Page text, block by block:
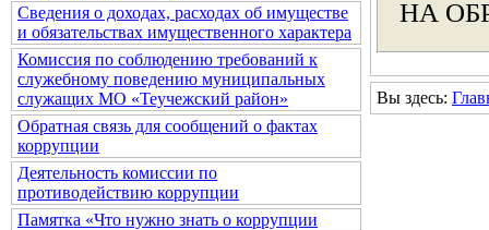
Сведения о доходах, расходах об имуществе
и обязательствах имущественного характера
Комиссия по соблюдению требований к
служебному поведению муниципальных
служащих МО «Теучежский район»
Обратная связь для сообщений о фактах
коррупции
Деятельность комиссии по
противодействию коррупции
Памятка «Что нужно знать о коррупции
НА
Вы здесь: